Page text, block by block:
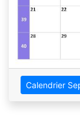
Calendrier